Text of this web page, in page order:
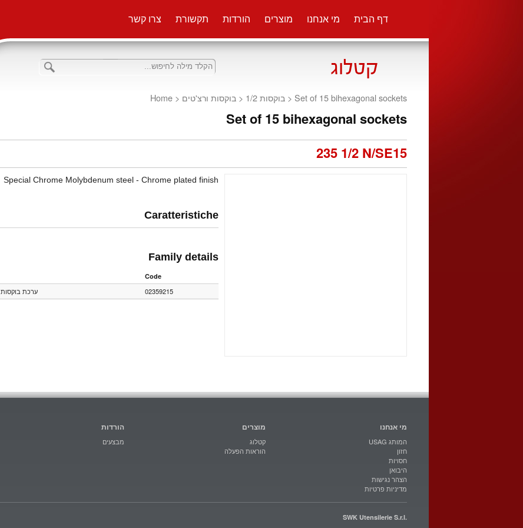
דף הבית מי אנחנו מוצרים הורדות תקשורת צרו קשר
Set of 15 bihexagonal sockets < בוקסות 1/2 < בוקסות ורצ'טים <
Home
Set of 15 bihexagonal sockets
235 1/2 N/SE15
Special Chrome Molybdenum steel - Chrome plated finish
Caratteristiche
Family details
Code
02359215 ערכת בוקסות 235 1/2 N/SE15
מי אנחנו
USAG המותג
חזון
חסויות
היבואן
הצהר נגישות
מדיניות פרטיות
מוצרים
קטלוג
הוראות הפעלה
הורדות
מבצעים
SWK Utensilerie S.r.l.